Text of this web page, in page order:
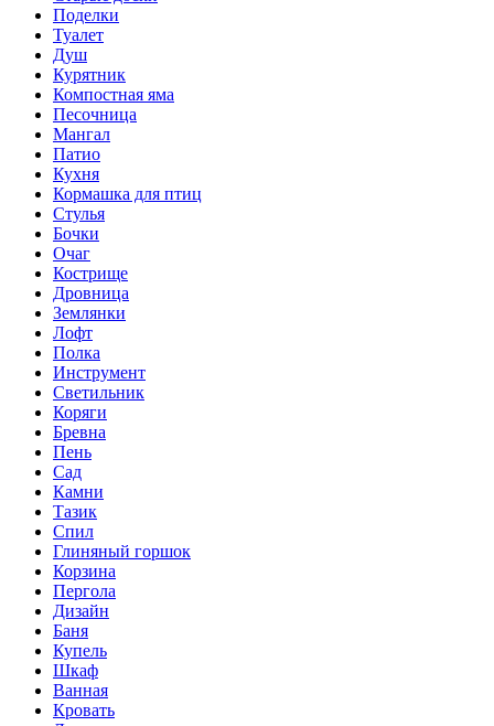
Поделки
Туалет
Душ
Курятник
Компостная яма
Песочница
Мангал
Патио
Кухня
Кормашка для птиц
Стулья
Бочки
Очаг
Кострище
Дровница
Землянки
Лофт
Полка
Инструмент
Светильник
Коряги
Бревна
Пень
Сад
Камни
Тазик
Спил
Глиняный горшок
Корзина
Пергола
Дизайн
Баня
Купель
Шкаф
Ванная
Кровать